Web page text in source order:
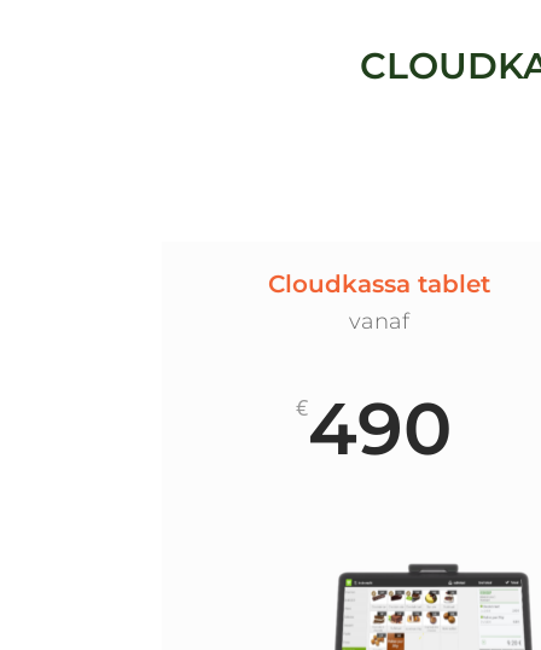
Cloudkassa tablet
vanaf
€490